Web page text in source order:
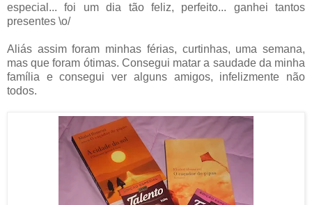
especial... foi um dia tão feliz, perfeito... ganhei tantos
presentes \o/
Aliás assim foram minhas férias, curtinhas, uma semana,
mas que foram ótimas. Consegui matar a saudade da minha
família e consegui ver alguns amigos, infelizmente não
todos.